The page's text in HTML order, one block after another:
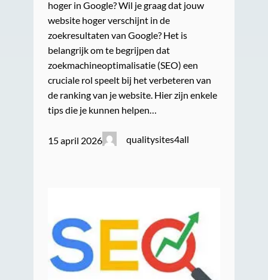
hoger in Google? Wil je graag dat jouw
website hoger verschijnt in de
zoekresultaten van Google? Het is
belangrijk om te begrijpen dat
zoekmachineoptimalisatie (SEO) een
cruciale rol speelt bij het verbeteren van
de ranking van je website. Hier zijn enkele
tips die je kunnen helpen…
15 april 2026 qualitysites4all